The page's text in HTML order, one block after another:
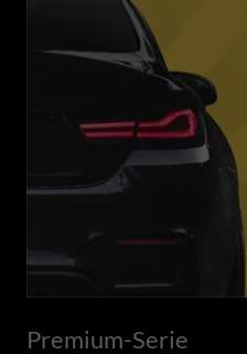
Premium-Serie